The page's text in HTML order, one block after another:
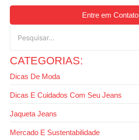
Entre em Contato
CATEGORIAS:
Dicas De Moda
Dicas E Cuidados Com Seu Jeans
Jaqueta Jeans
Mercado E Sustentabilidade